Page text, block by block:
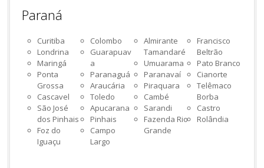
Paraná
Curitiba
Londrina
Maringá
Ponta
Grossa
Cascavel
São José
dos Pinhais
Foz do
Iguaçu
Colombo
Guarapuav
a
Paranaguá
Araucária
Toledo
Apucarana
Pinhais
Campo
Largo
Almirante
Tamandaré
Umuarama
Paranavaí
Piraquara
Cambé
Sarandi
Fazenda Rio
Grande
Francisco
Beltrão
Pato Branco
Cianorte
Telêmaco
Borba
Castro
Rolândia